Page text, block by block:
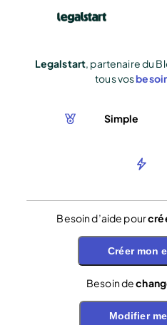
Legalstart, partenaire du
tous vos
Simple
Besoin d’aide pour
Créer mon
Besoin de
Modifier